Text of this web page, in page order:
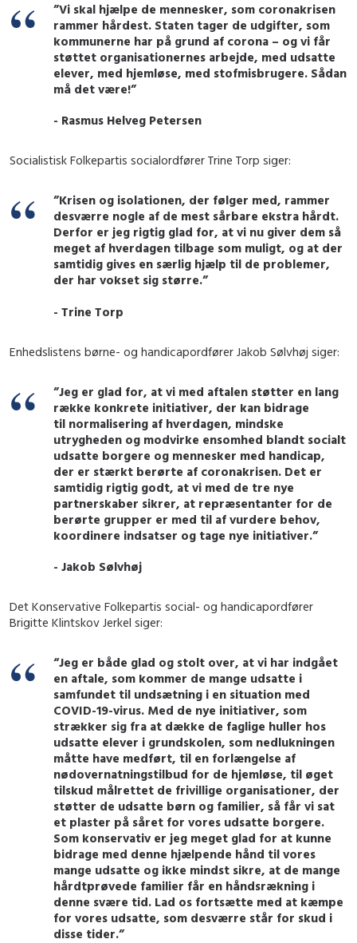
”Vi skal hjælpe de mennesker, som coronakrisen
rammer hårdest. Staten tager de udgifter, som
kommunerne har på grund af corona – og vi får
støttet organisationernes arbejde, med udsatte
elever, med hjemløse, med stofmisbrugere. Sådan
må det være!”
- Rasmus Helveg Petersen
Socialistisk Folkepartis socialordfører Trine Torp siger:
”Krisen og isolationen, der følger med, rammer
desværre nogle af de mest sårbare ekstra hårdt.
Derfor er jeg rigtig glad for, at vi nu giver dem så
meget af hverdagen tilbage som muligt, og at der
samtidig gives en særlig hjælp til de problemer,
der har vokset sig større.”
- Trine Torp
Enhedslistens børne- og handicapordfører Jakob Sølvhøj siger:
”Jeg er glad for, at vi med aftalen støtter en lang
række konkrete initiativer, der kan bidrage
til normalisering af hverdagen, mindske
utrygheden og modvirke ensomhed blandt socialt
udsatte borgere og mennesker med handicap,
der er stærkt berørte af coronakrisen. Det er
samtidig rigtig godt, at vi med de tre nye
partnerskaber sikrer, at repræsentanter for de
berørte grupper er med til af vurdere behov,
koordinere indsatser og tage nye initiativer.”
- Jakob Sølvhøj
Det Konservative Folkepartis social- og handicapordfører
Brigitte Klintskov Jerkel siger:
“Jeg er både glad og stolt over, at vi har indgået
en aftale, som kommer de mange udsatte i
samfundet til undsætning i en situation med
COVID-19-virus. Med de nye initiativer, som
strækker sig fra at dække de faglige huller hos
udsatte elever i grundskolen, som nedlukningen
måtte have medført, til en forlængelse af
nødovernatningstilbud for de hjemløse, til øget
tilskud målrettet de frivillige organisationer, der
støtter de udsatte børn og familier, så får vi sat
et plaster på såret for vores udsatte borgere.
Som konservativ er jeg meget glad for at kunne
bidrage med denne hjælpende hånd til vores
mange udsatte og ikke mindst sikre, at de mange
hårdtprøvede familier får en håndsrækning i
denne svære tid. Lad os fortsætte med at kæmpe
for vores udsatte, som desværre står for skud i
disse tider.”